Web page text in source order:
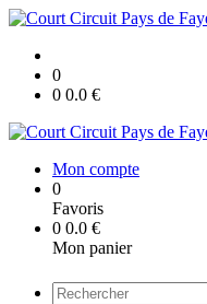
0
0 0.0 €
Mon compte
0
Favoris
0 0.0 €
Mon panier